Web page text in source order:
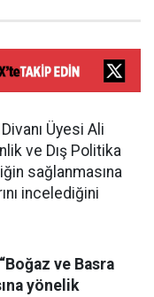
Üyesi Ali
ve Dış Politika
sağlanmasına
incelediğini
“Boğaz ve Basra
yönelik